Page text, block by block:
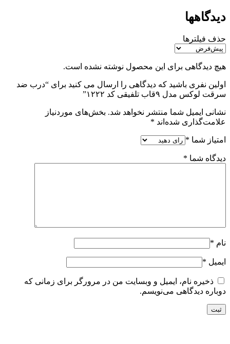
دیدگاهها
حذف فیلترها
هیچ دیدگاهی برای این محصول نوشته نشده است.
اولین نفری باشید که دیدگاهی را ارسال می کنید برای “درب ضد
سرقت لوکس مدل ۹قاب تلفیقی کد ۱۲۲۲”
نشانی ایمیل شما منتشر نخواهد شد. بخش‌های موردنیاز
علامت‌گذاری شده‌اند *
امتیاز شما *
دیدگاه شما *
نام *
ایمیل *
ذخیره نام، ایمیل و وبسایت من در مرورگر برای زمانی که
دوباره دیدگاهی می‌نویسم.